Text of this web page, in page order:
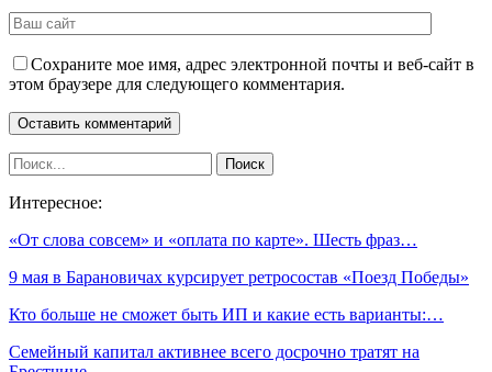
Сохраните мое имя, адрес электронной почты и веб-сайт в
этом браузере для следующего комментария.
Интересное:
«От слова совсем» и «оплата по карте». Шесть фраз…
9 мая в Барановичах курсирует ретросостав «Поезд Победы»
Кто больше не сможет быть ИП и какие есть варианты:…
Семейный капитал активнее всего досрочно тратят на